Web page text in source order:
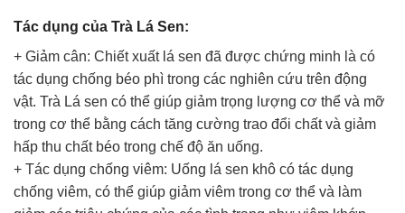
Tác dụng của Trà Lá Sen:
+ Giảm cân: Chiết xuất lá sen đã được chứng minh là có
tác dụng chống béo phì trong các nghiên cứu trên động
vật. Trà Lá sen có thể giúp giảm trọng lượng cơ thể và mỡ
trong cơ thể bằng cách tăng cường trao đổi chất và giảm
hấp thu chất béo trong chế độ ăn uống.
+ Tác dụng chống viêm: Uống lá sen khô có tác dụng
chống viêm, có thể giúp giảm viêm trong cơ thể và làm